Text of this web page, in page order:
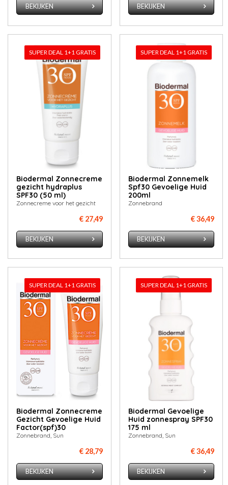
BEKIJKEN BEKIJKEN
SUPER DEAL 1+1 GRATIS
Biodermal Zonnecreme
gezicht hydraplus
SPF30 (50 ml)
Zonnecreme voor het gezicht
€ 27,49
BEKIJKEN
SUPER DEAL 1+1 GRATIS
Biodermal Zonnemelk
Spf30 Gevoelige Huid
200ml
Zonnebrand
€ 36,49
BEKIJKEN
SUPER DEAL 1+1 GRATIS
Biodermal Zonnecreme
Gezicht Gevoelige Huid
Factor(spf)30
Zonnebrand, Sun
€ 28,79
BEKIJKEN
SUPER DEAL 1+1 GRATIS
Biodermal Gevoelige
Huid zonnespray SPF30
175 ml
Zonnebrand, Sun
€ 36,49
BEKIJKEN